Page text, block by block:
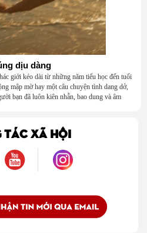
dịu dàng
giới kéo dài từ những năm tiểu học đến tuổi
mập mờ hay một câu chuyện tình dang dở,
bạn đã luôn kiên nhẫn, bao dung và âm
cho tôi quyền được là chính mình.
TÁC XÃ HỘI